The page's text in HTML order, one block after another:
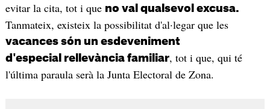
evitar la cita, tot i que no val qualsevol excusa.
Tanmateix, existeix la possibilitat d'al·legar que les
vacances són un esdeveniment
d'especial rellevància familiar, tot i que, qui té
l'última paraula serà la Junta Electoral de Zona.